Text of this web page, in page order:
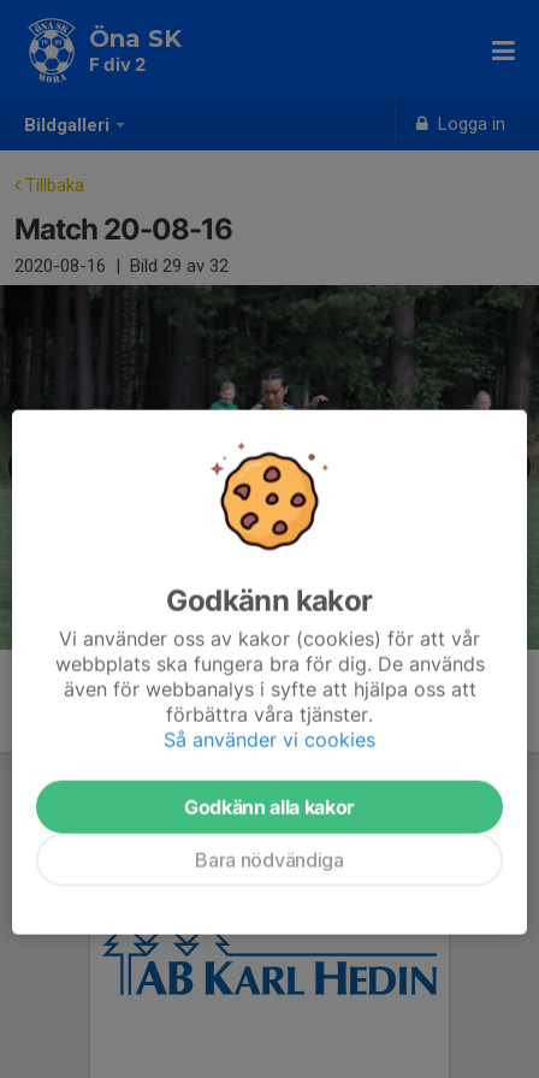
Bildgalleri Logga in
Öna SK
F div 2
Tillbaka
Match 20-08-16
2020-08-16 | Bild 29 av 32
Godkänn kakor
Vi använder oss av kakor (cookies) för att vår
webbplats ska fungera bra för dig. De används
även för webbanalys i syfte att hjälpa oss att
förbättra våra tjänster.
Så använder vi cookies
Godkänn alla kakor
Bara nödvändiga